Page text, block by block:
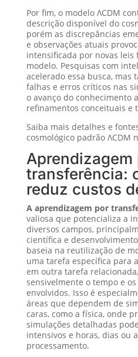
Por fim, o modelo ΛCDM
descrição disponível do
porém as discrepâncias
e observações atuais
intensificada por novas leis
modelo. Pesquisas com
acelerado essa busca, mas
falhas e erros críticos nas
o avanço do conhecimento
refinamentos conceituais e
Saiba mais detalhes e
cosmológico padrão ΛCDM
Aprendizagem
transferência:
reduz custos
A aprendizagem por
valiosa que potencializa a
diversos campos,
científica e
baseia na reutilização de
uma tarefa específica para
em outra tarefa
sensivelmente o tempo e
envolvidos. Isso é
áreas que dependem de
caras, como a física, onde
simulações detalhadas
intensivos e horas, dias ou
processamento.